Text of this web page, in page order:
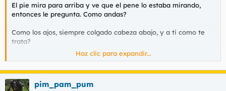
El pie mira para arriba y ve que el pene lo estaba mirando,
entonces le pregunta. Como andas?
Como los ajos, siempre colgado cabeza abajo, y a ti como te
trata?
Excelente, fíjate que por las mañanas para que no toque el frío
me pone unas chancletas, se mete a bañar me lava muy bien
entre todos mis deditos, después me seca muy bien, me pone
mi talquito, luego el calcetin y el zapato.
Haz clic para expandir...
pim_pam_pum